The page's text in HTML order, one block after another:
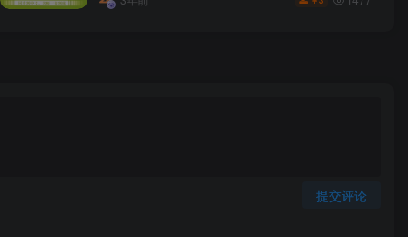
提交评论